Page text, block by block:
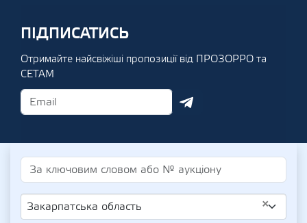
ПІДПИСАТИСЬ
Отримайте найсвіжіші пропозиції від ПРОЗОРРО та
СЕТАМ
×
Закарпатська область